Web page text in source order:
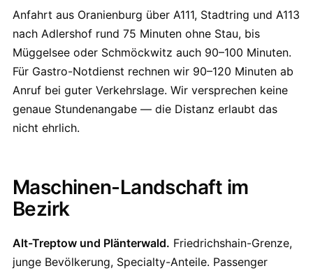
Anfahrt aus Oranienburg über A111, Stadtring und A113
nach Adlershof rund 75 Minuten ohne Stau, bis
Müggelsee oder Schmöckwitz auch 90–100 Minuten.
Für Gastro-Notdienst rechnen wir 90–120 Minuten ab
Anruf bei guter Verkehrslage. Wir versprechen keine
genaue Stundenangabe — die Distanz erlaubt das
nicht ehrlich.
Maschinen-Landschaft im
Bezirk
Alt-Treptow und Plänterwald. Friedrichshain-Grenze,
junge Bevölkerung, Specialty-Anteile. Passenger